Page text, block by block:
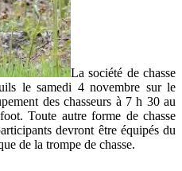
La société de chasse
le samedi 4 novembre sur le
des chasseurs à 7 h 30 au
Toute autre forme de chasse
devront être équipés du
de la trompe de chasse.